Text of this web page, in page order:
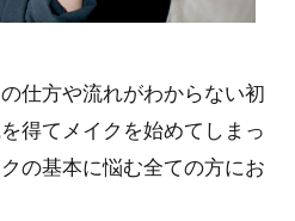
仕方や流れがわからない初
得てメイクを始めてしまっ
の基本に悩む全ての方にお